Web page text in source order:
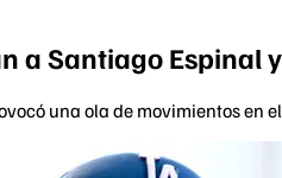
a Santiago Espinal
una ola de movimientos en